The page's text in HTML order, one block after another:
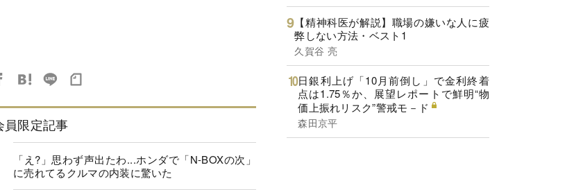
員限定記事
「え?」思わず声出たわ...ホンダで「N-BOXの次」
に売れてるクルマの内装に驚いた
【精神科医が解説】職場の嫌いな人に疲
弊しない方法・ベスト1
久賀谷 亮
日銀利上げ「10月前倒し」で金利終着
点は1.75％か、展望レポートで鮮明“物
価上振れリスク”警戒モ－ド
森田京平